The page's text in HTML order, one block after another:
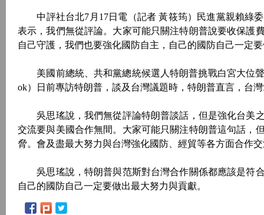
中評社台北7月17日電（記者 黃筱筠）民進黨親賴綠
表示，我們無從評論。大家可能只關注特朗普說要收保護
自己守護，我們也要強化國防自主，自己的國防自己一定
美國前總統、共和黨總統候選人特朗普挑戰白宮大位聲
ok）日前專訪特朗普，談及台灣議題時，特朗普直言，台
吳思瑤說，我們無從評論特朗普談話，但是強化台美
交流要與美國合作無間。大家可能只關注特朗普這句話，
脅。會及盡最大努力與台灣強化國防、經貿等各方面合作
吳思瑤說，特朗普與范斯對台灣合作關係都應該是符
自己的國防自己一定要做出最大努力與貢獻。